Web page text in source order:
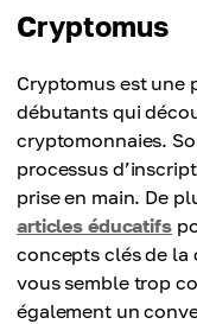
Cryptomus
Cryptomus est une
débutants qui
cryptomonnaies.
processus
prise en main. De
articles éducatifs
concepts clés de la
vous semble trop
également un